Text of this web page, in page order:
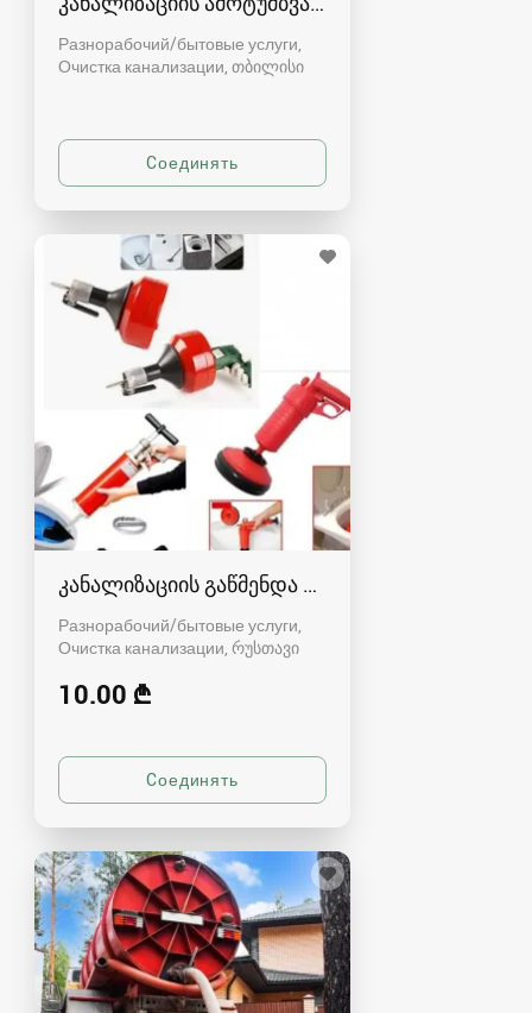
Разнорабочий/бытовые услуги,
Очистка канализации თბილისი
კანალიზაციის გაწმენდა რუსთავში - 591004680
Разнорабочий/бытовые услуги,
Очистка канализации რუსთავი
10.00 ₾